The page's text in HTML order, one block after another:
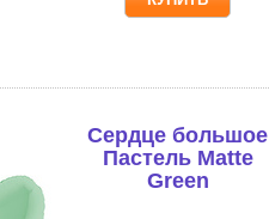
Сердце большое
Пастель Matte
Green